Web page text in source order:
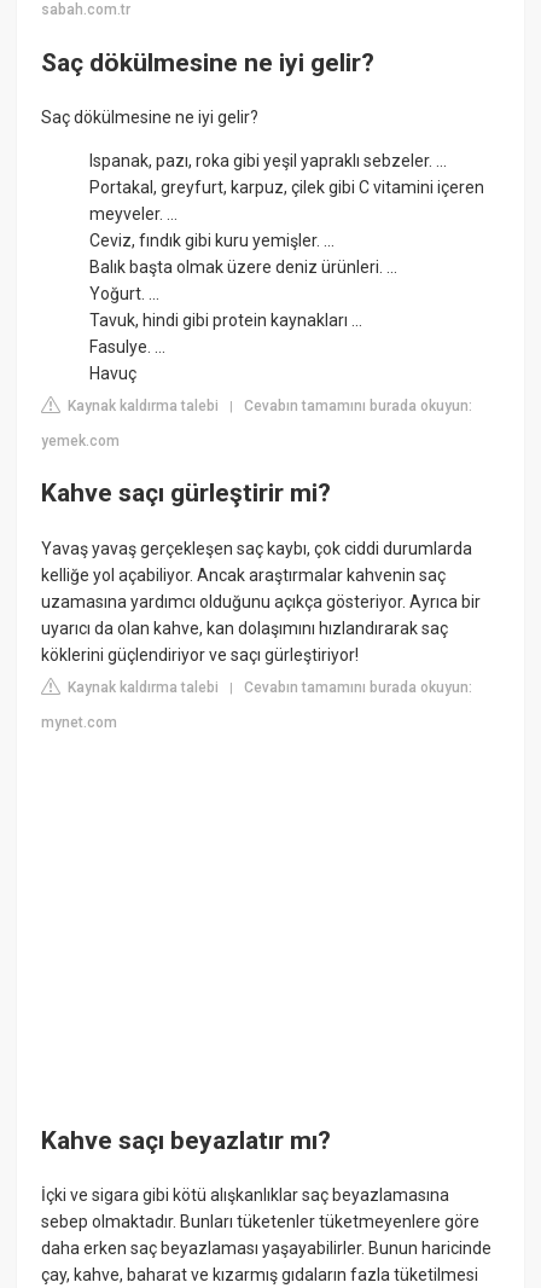
sabah.com.tr
Saç dökülmesine ne iyi gelir?
Saç dökülmesine ne iyi gelir?
Ispanak, pazı, roka gibi yeşil yapraklı sebzeler. ...
Portakal, greyfurt, karpuz, çilek gibi C vitamini içeren
meyveler. ...
Ceviz, fındık gibi kuru yemişler. ...
Balık başta olmak üzere deniz ürünleri. ...
Yoğurt. ...
Tavuk, hindi gibi protein kaynakları ...
Fasulye. ...
Havuç
Kaynak kaldırma talebi |Cevabın tamamını burada okuyun:
yemek.com
Kahve saçı gürleştirir mi?
Yavaş yavaş gerçekleşen saç kaybı, çok ciddi durumlarda
kelliğe yol açabiliyor. Ancak araştırmalar kahvenin saç
uzamasına yardımcı olduğunu açıkça gösteriyor. Ayrıca bir
uyarıcı da olan kahve, kan dolaşımını hızlandırarak saç
köklerini güçlendiriyor ve saçı gürleştiriyor!
Kaynak kaldırma talebi |Cevabın tamamını burada okuyun:
mynet.com
Kahve saçı beyazlatır mı?
İçki ve sigara gibi kötü alışkanlıklar saç beyazlamasına
sebep olmaktadır. Bunları tüketenler tüketmeyenlere göre
daha erken saç beyazlaması yaşayabilirler. Bunun haricinde
çay, kahve, baharat ve kızarmış gıdaların fazla tüketilmesi